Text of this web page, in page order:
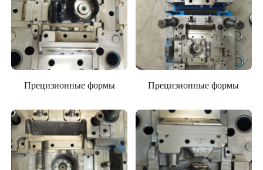
Прецизионные формы Прецизионные формы